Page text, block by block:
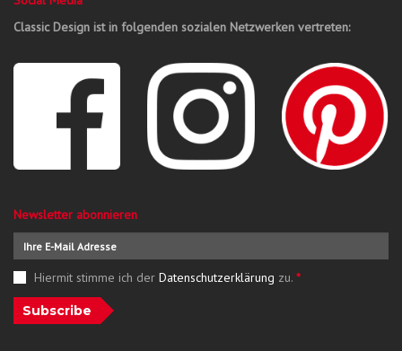
Classic Design ist in folgenden sozialen Netzwerken vertreten:
Newsletter abonnieren
Hiermit stimme ich der Datenschutzerklärung zu. *
Subscribe